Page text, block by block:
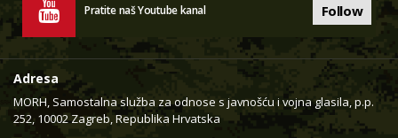
Pratite naš Youtube kanal Follow
Adresa
MORH, Samostalna služba za odnose s javnošću i vojna glasila, p.p.
252, 10002 Zagreb, Republika Hrvatska